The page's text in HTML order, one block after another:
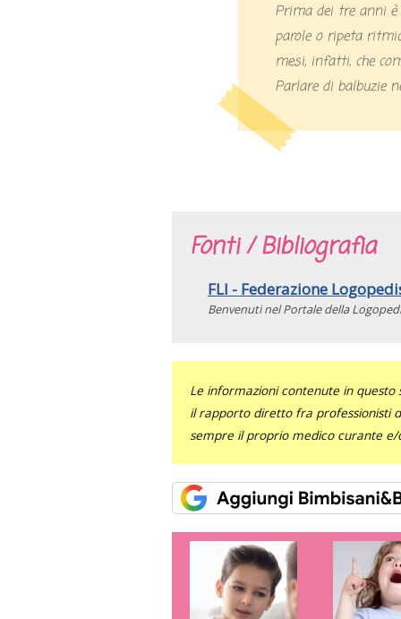
Prima dei tre anni è normale che il bambino spezzetti le
parole o ripeta
mesi, infatti, che
Parlare di balbuzie
Fonti / Bibliografia
FLI - Federazione
Benvenuti nel Portale della
Le informazioni contenute in
il rapporto diretto fra professionisti
sempre il proprio medico curante e/